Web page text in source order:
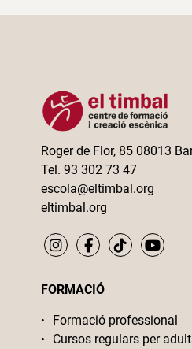
Roger de Flor, 85 08013
Tel. 93 302 73 47
escola@eltimbal.org
eltimbal.org
FORMACIÓ
Formació professional
Cursos regulars per